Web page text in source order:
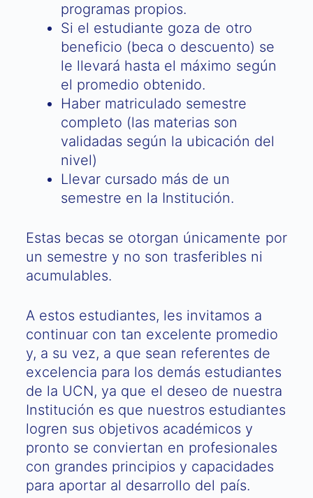
programas propios.
Si el estudiante goza de otro
beneficio (beca o descuento) se
le llevará hasta el máximo según
el promedio obtenido.
Haber matriculado semestre
completo (las materias son
validadas según la ubicación del
nivel)
Llevar cursado más de un
semestre en la Institución.
Estas becas se otorgan únicamente por
un semestre y no son trasferibles ni
acumulables.
A estos estudiantes, les invitamos a
continuar con tan excelente promedio
y, a su vez, a que sean referentes de
excelencia para los demás estudiantes
de la UCN, ya que el deseo de nuestra
Institución es que nuestros estudiantes
logren sus objetivos académicos y
pronto se conviertan en profesionales
con grandes principios y capacidades
para aportar al desarrollo del país.